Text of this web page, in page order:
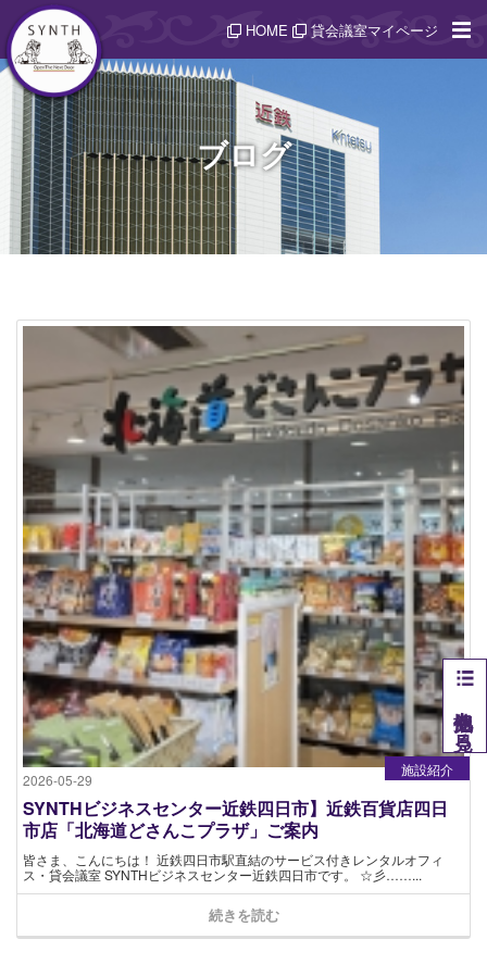
HOME 貸会議室マイページ
ブログ
2026-05-29
施設紹介
SYNTHビジネスセンター近鉄四日市】近鉄百貨店四日
市店「北海道どさんこプラザ」ご案内
皆さま、こんにちは！ 近鉄四日市駅直結のサービス付きレンタルオフィ
ス・貸会議室 SYNTHビジネスセンター近鉄四日市です。 ☆彡……...
続きを読む
他拠点を見る